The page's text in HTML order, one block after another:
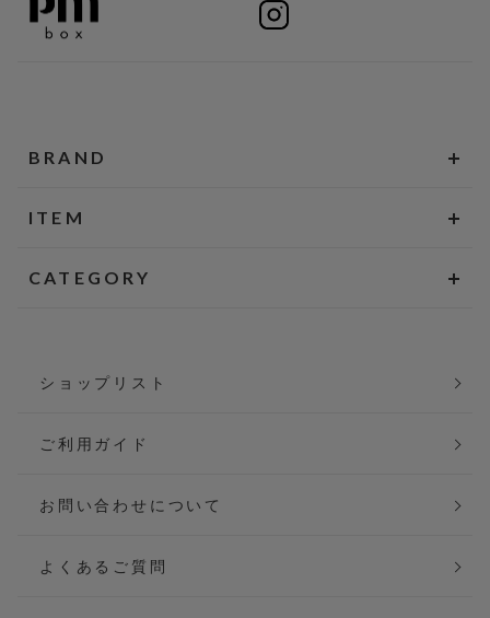
BRAND
ITEM
CATEGORY
ショップリスト
ご利用ガイド
お問い合わせについて
よくあるご質問